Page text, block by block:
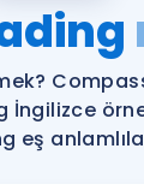
İngilizce
eş